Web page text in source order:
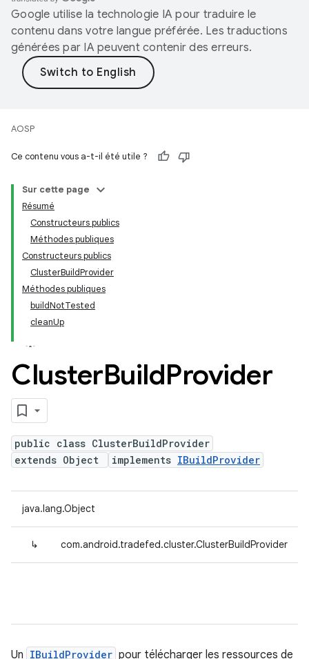
Google utilise la technologie IA pour traduire le
contenu dans votre langue préférée. Les traductions
générées par IA peuvent contenir des erreurs.
AOSP
Ce contenu vous a-t-il été utile ?
Sur cette page
Résumé
Constructeurs publics
Méthodes publiques
Constructeurs publics
ClusterBuildProvider
Méthodes publiques
buildNotTested
cleanUp
ClusterBuildProvider
public class ClusterBuildProvider
extends Object
implements IBuildProvider
java.lang.Object
↳ com.android.tradefed.cluster.ClusterBuildProvider
Un IBuildProvider pour télécharger les ressources de